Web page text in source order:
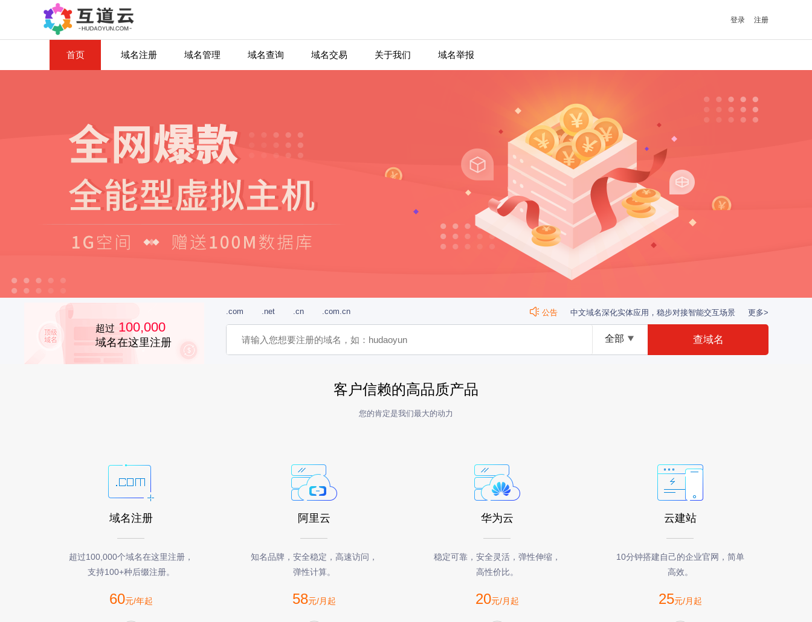
登录 注册
首页 域名注册 域名管理 域名查询 域名交易 关于我们 域名举报
超过 100,000
域名在这里注册
.com .net .cn .com.cn 公告 中文域名深化实体应用，稳步对接智能交互场景 更多>
全部
客户信赖的高品质产品
您的肯定是我们最大的动力
域名注册
超过100,000个域名在这里注册，
支持100+种后缀注册。
60元/年起
阿里云
知名品牌，安全稳定，高速访问，
弹性计算。
58元/月起
华为云
稳定可靠，安全灵活，弹性伸缩，
高性价比。
20元/月起
云建站
10分钟搭建自己的企业官网，简单
高效。
25元/月起